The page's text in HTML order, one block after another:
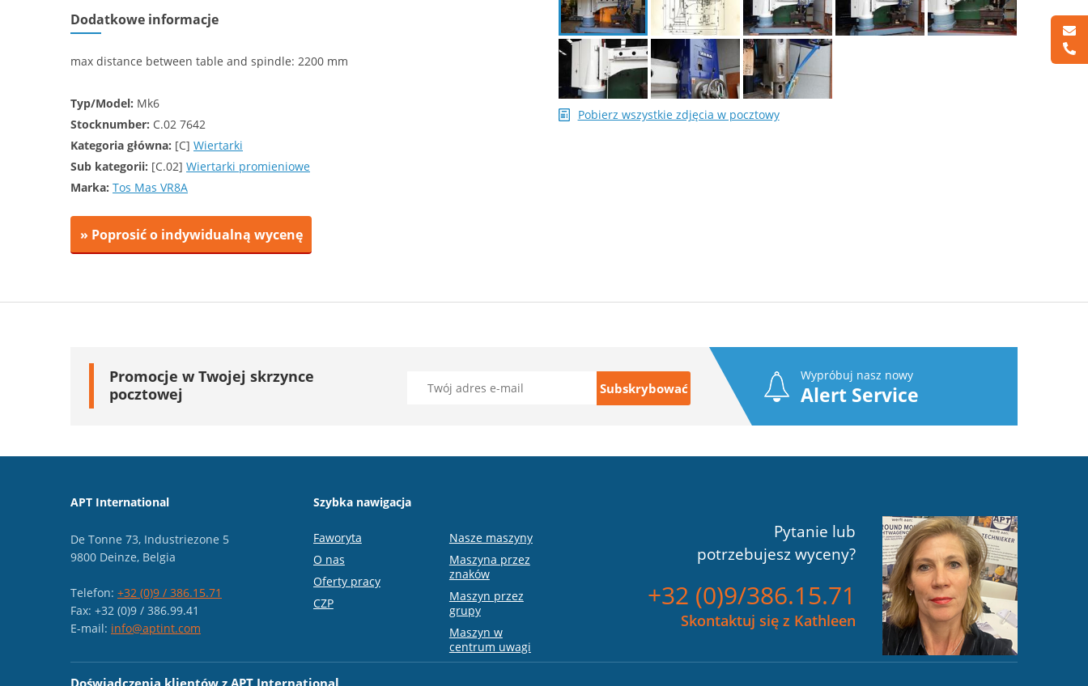
Dodatkowe informacje
max distance between table and spindle: 2200 mm
Typ/Model: Mk6
Stocknumber: C.02 7642
Kategoria główna: [C] Wiertarki
Sub kategorii: [C.02] Wiertarki promieniowe
Marka: Tos Mas VR8A
» Poprosić o indywidualną wycenę
Pobierz wszystkie zdjęcia w pocztowy
Promocje w Twojej skrzynce
pocztowej
Wypróbuj nasz nowy
Alert Service
APT International
De Tonne 73, Industriezone 5
9800 Deinze, Belgia
Telefon: +32 (0)9 / 386.15.71
Fax: +32 (0)9 / 386.99.41
E-mail: info@aptint.com
Szybka nawigacja
Faworyta
O nas
Oferty pracy
CZP
Nasze maszyny
Maszyna przez
znaków
Maszyn przez
grupy
Maszyn w
centrum uwagi
Pytanie lub
potrzebujesz wyceny?
+32 (0)9/386.15.71
Skontaktuj się z Kathleen